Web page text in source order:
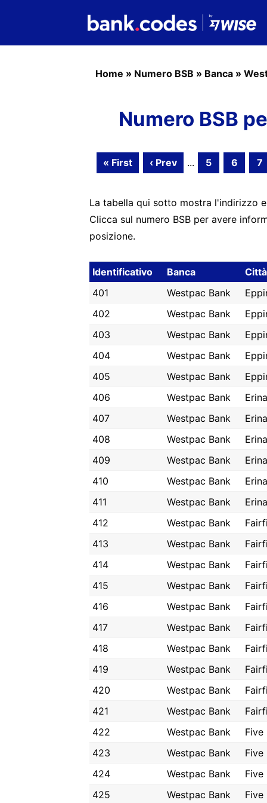
Home » Numero BSB » Banca »
Numero BSB
« First ‹ Prev ... 5 6 7
La tabella qui sotto mostra l'indirizzo
Clicca sul numero BSB per avere
posizione.
Identificativo Banca
Città
401
Westpac Bank
402
Westpac Bank
403
Westpac Bank
404
Westpac Bank
405
Westpac Bank
406
Westpac Bank
Erina
407
Westpac Bank
Erina
408
Westpac Bank
Erina
409
Westpac Bank
Erina
410
Westpac Bank
Erina
411
Westpac Bank
Erina
412
Westpac Bank
413
Westpac Bank
414
Westpac Bank
415
Westpac Bank
416
Westpac Bank
417
Westpac Bank
418
Westpac Bank
419
Westpac Bank
420
Westpac Bank
421
Westpac Bank
422
Westpac Bank
Five
423
Westpac Bank
Five
424
Westpac Bank
Five
425
Westpac Bank Five